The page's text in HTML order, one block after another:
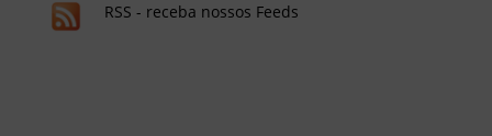
RSS - receba nossos Feeds